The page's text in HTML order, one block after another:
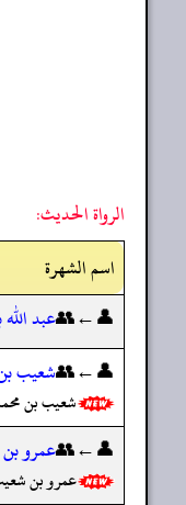
الرواة الحديث:
اسم الشهرة
👤←👥عبد
👤←👥شعيب
شعيب بن
👤←👥عمرو بن
عمرو بن